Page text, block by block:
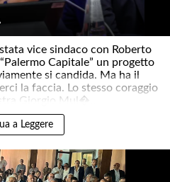
vice sindaco con Roberto
Capitale” un progetto
si candida. Ma ha il
la faccia. Lo stesso coraggio
Giorgio Mul�..
a Leggere